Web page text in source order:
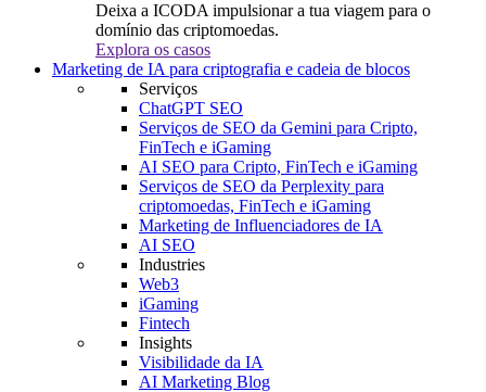
Deixa a ICODA impulsionar a tua viagem para o
domínio das criptomoedas.
Explora os casos
Marketing de IA para criptografia e cadeia de blocos
Serviços
ChatGPT SEO
Serviços de SEO da Gemini para Cripto,
FinTech e iGaming
AI SEO para Cripto, FinTech e iGaming
Serviços de SEO da Perplexity para
criptomoedas, FinTech e iGaming
Marketing de Influenciadores de IA
AI SEO
Industries
Web3
iGaming
Fintech
Insights
Visibilidade da IA
AI Marketing Blog